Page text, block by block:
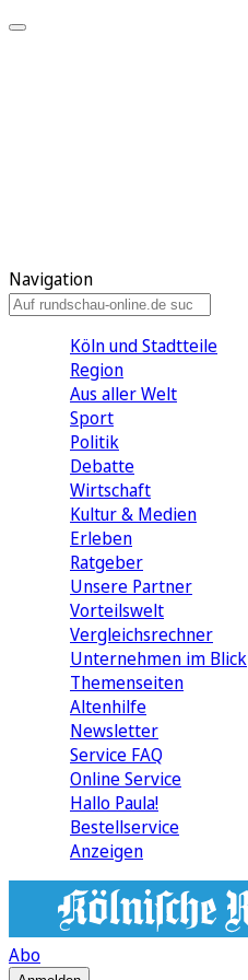
Navigation
Köln und Stadtteile
Region
Aus aller Welt
Sport
Politik
Debatte
Wirtschaft
Kultur & Medien
Erleben
Ratgeber
Unsere Partner
Vorteilswelt
Vergleichsrechner
Unternehmen im Blick
Themenseiten
Altenhilfe
Newsletter
Service FAQ
Online Service
Hallo Paula!
Bestellservice
Anzeigen
Abo